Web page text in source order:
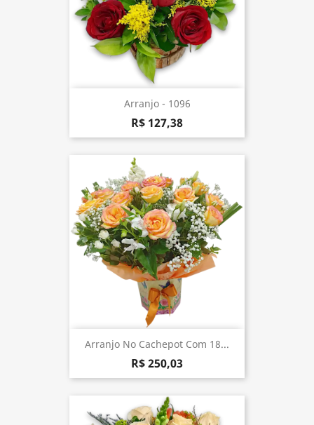
Arranjo - 1096
R$ 127,38
Arranjo No Cachepot Com 18...
R$ 250,03